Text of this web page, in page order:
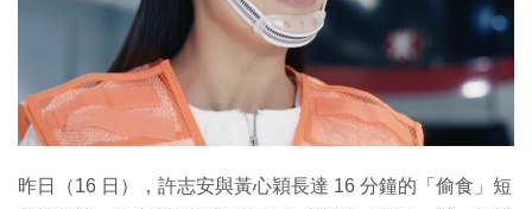
昨日（16 日），許志安與黃心穎長達 16 分鐘的「偷食」短